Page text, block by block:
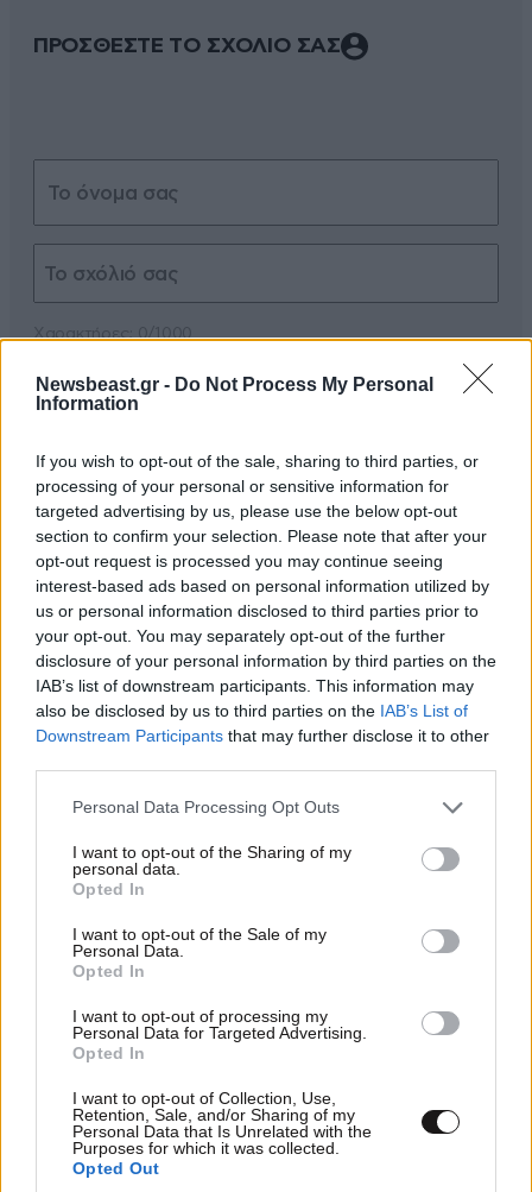
Newsbeast.gr - Do Not Process My Personal
Information
If you wish to opt-out of the sale, sharing to third parties, or
processing of your personal or sensitive information for
targeted advertising by us, please use the below opt-out
section to confirm your selection. Please note that after your
opt-out request is processed you may continue seeing
interest-based ads based on personal information utilized by
us or personal information disclosed to third parties prior to
your opt-out. You may separately opt-out of the further
disclosure of your personal information by third parties on the
IAB’s list of downstream participants. This information may
also be disclosed by us to third parties on the IAB’s List of
Downstream Participants that may further disclose it to other
Please note that this website/app uses one or more Google
not limited to your visit or usage behaviour. You may click to
grant or deny consent to Google and its third-party tags to
use your data for below specified purposes in below Google
consent section.
Personal Data Processing Opt Outs
I want to opt-out of the Sharing of my
personal data.
Opted In
I want to opt-out of the Sale of my
Personal Data.
Opted In
I want to opt-out of processing my
Personal Data for Targeted Advertising.
Opted In
I want to opt-out of Collection, Use,
Retention, Sale, and/or Sharing of my
Personal Data that Is Unrelated with the
Purposes for which it was collected.
Opted Out
ΠΡΟΣΘΕΣΤΕ ΤΟ ΣΧΟΛΙΟ ΣΑΣ
Xαρακτήρες: 0/1000
Διαβάστε και ακολουθήστε τους κανόνες σχολιασμού
Xountalas 02·07·2023 20:22
Αρχικά ο Ανδρέας Μικρούτσικος σχολίασε πως: «Δεν
είναι άνεση, δεν είναι χιούμορ, είναι αμετροέπεια.
Κάποιες στιγμές είναι ακραιφνώς προσωπικές και δεν
μπορούν να γίνουν αντικείμενο ερώτησης. Δεν μπορώ
να εισβάλλω σε χώρους ενστίκτου. Είναι έλλειψη
μέτρου και δεν μας ενδιαφέρει ούτε καν για τη
συζήτηση που κάνουμε», τόνισε ο παρουσιαστής
εμφανώς ενοχλημένος από όσα ειπώθηκαν». Είναι
αριστερών.Ποιος τα λέει όλα αυτά? Ο απίθανος τύπος
που πριν λίγο καιρό κόμπαζε και περιέγραφε με
δημοσιογράφου.ΑΠΙΣΤΕΥΤΗ ΥΠΟΚΡΙΣΙΑ.